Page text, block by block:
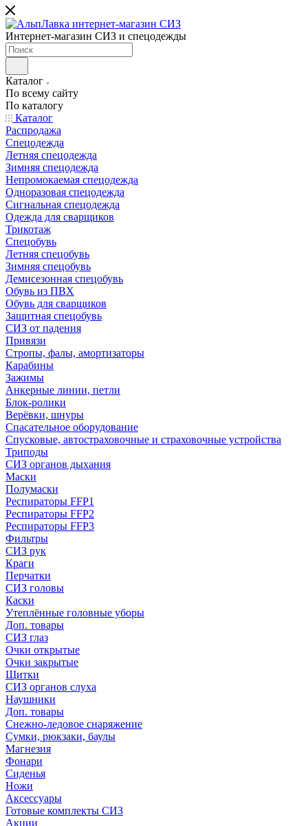
Интернет-магазин СИЗ и спецодежды
Каталог
По всему сайту
По каталогу
Каталог
Распродажа
Спецодежда
Летняя спецодежда
Зимняя спецодежда
Непромокаемая спецодежда
Одноразовая спецодежда
Сигнальная спецодежда
Одежда для сварщиков
Трикотаж
Спецобувь
Летняя спецобувь
Зимняя спецобувь
Демисезонная спецобувь
Обувь из ПВХ
Обувь для сварщиков
Защитная спецобувь
СИЗ от падения
Привязи
Стропы, фалы, амортизаторы
Карабины
Зажимы
Анкерные линии, петли
Блок-ролики
Верёвки, шнуры
Спасательное оборудование
Спусковые, автостраховочные и страховочные устройства
Триподы
СИЗ органов дыхания
Маски
Полумаски
Респираторы FFP1
Респираторы FFP2
Респираторы FFP3
Фильтры
СИЗ рук
Краги
Перчатки
СИЗ головы
Каски
Утеплённые головные уборы
Доп. товары
СИЗ глаз
Очки открытые
Очки закрытые
Щитки
СИЗ органов слуха
Наушники
Доп. товары
Снежно-ледовое снаряжение
Сумки, рюкзаки, баулы
Магнезия
Фонари
Сиденья
Ножи
Аксессуары
Готовые комплекты СИЗ
Акции